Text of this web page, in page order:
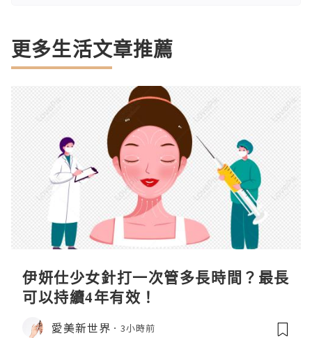
更多生活文章推薦
伊妍仕少女針打一次管多長時間？最長
可以持續4年有效！
愛美新世界 3小時前